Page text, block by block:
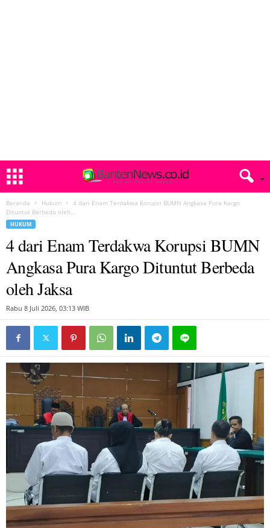
Beranda Hukum
4 dari Enam Terdakwa Korupsi BUMN Angkasa Pura Kargo
Dituntut Berbeda oleh...
HUKUM
4 dari Enam Terdakwa Korupsi BUMN
Angkasa Pura Kargo Dituntut Berbeda
oleh Jaksa
Rabu 8 Juli 2026, 03:13 WIB